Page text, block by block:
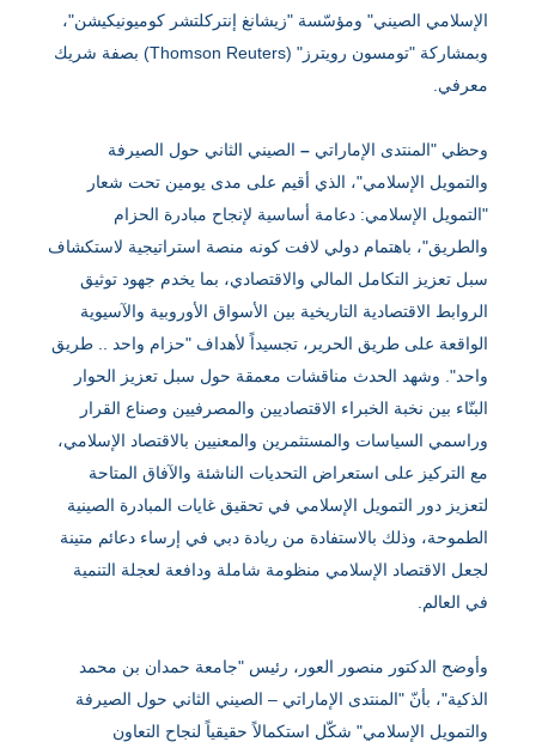
الإسلامي الصيني" ومؤسّسة "زيشانغ إنتركلتشر كوميونيكيشن"،
وبمشاركة "تومسون رويترز" (Thomson Reuters) بصفة شريك
معرفي.
وحظي "المنتدى الإماراتي – الصيني الثاني حول الصيرفة
والتمويل الإسلامي"، الذي أقيم على مدى يومين تحت شعار
"التمويل الإسلامي: دعامة أساسية لإنجاح مبادرة الحزام
والطريق"، باهتمام دولي لافت كونه منصة استراتيجية لاستكشاف
سبل تعزيز التكامل المالي والاقتصادي، بما يخدم جهود توثيق
الروابط الاقتصادية التاريخية بين الأسواق الأوروبية والآسيوية
الواقعة على طريق الحرير، تجسيداً لأهداف "حزام واحد .. طريق
واحد". وشهد الحدث مناقشات معمقة حول سبل تعزيز الحوار
البنّاء بين نخبة الخبراء الاقتصاديين والمصرفيين وصناع القرار
وراسمي السياسات والمستثمرين والمعنيين بالاقتصاد الإسلامي،
مع التركيز على استعراض التحديات الناشئة والآفاق المتاحة
لتعزيز دور التمويل الإسلامي في تحقيق غايات المبادرة الصينية
الطموحة، وذلك بالاستفادة من ريادة دبي في إرساء دعائم متينة
لجعل الاقتصاد الإسلامي منظومة شاملة ودافعة لعجلة التنمية
في العالم.
وأوضح الدكتور منصور العور، رئيس "جامعة حمدان بن محمد
الذكية"، بأنّ "المنتدى الإماراتي – الصيني الثاني حول الصيرفة
والتمويل الإسلامي" شكّل استكمالاً حقيقياً لنجاح التعاون